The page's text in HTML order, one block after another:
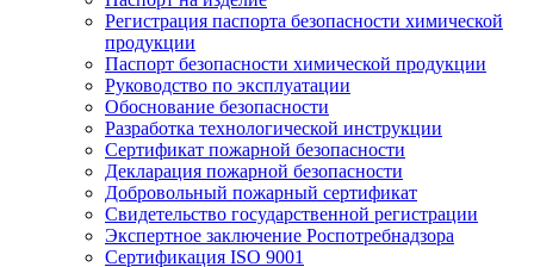
Регистрация паспорта безопасности химической
продукции
Паспорт безопасности химической продукции
Руководство по эксплуатации
Обоснование безопасности
Разработка технологической инструкции
Сертификат пожарной безопасности
Декларация пожарной безопасности
Добровольный пожарный сертификат
Свидетельство государственной регистрации
Экспертное заключение Роспотребнадзора
Сертификация ISO 9001